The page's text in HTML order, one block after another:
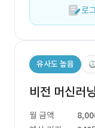
로
유사도 높음
비전 머신러
월 금액